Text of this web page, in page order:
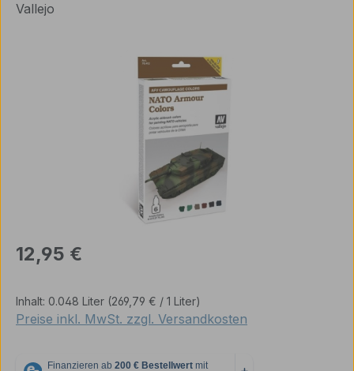
Vallejo
Bildergalerie überspringen
Regulärer Preis:
12,95 €
Inhalt: 0.048 Liter (269,79 € / 1 Liter)
Preise inkl. MwSt. zzgl. Versandkosten